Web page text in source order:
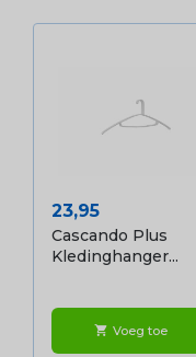
Prijs
23,95
Cascando Plus
Kledinghanger...
shopping_cart Voeg toe